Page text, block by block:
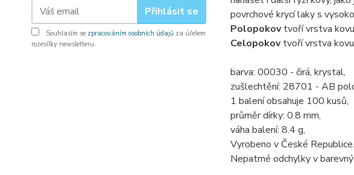
Přihlásit se
Souhlasím se zpracováním osobních údajů za účelem
rozesílky newsletteru.
povrchové krycí laky s
Polopokovtvoří vrstva kovu
Celopokovtvoří vrstva kovu
barva: 00030 - čirá, krystal,
zušlechtění: 28701 - AB
1 balení obsahuje 100 kusů,
průměr dírky: 0.8 mm,
váha balení: 8.4 g,
Vyrobeno v České Republice.
Nepatrné odchylky v